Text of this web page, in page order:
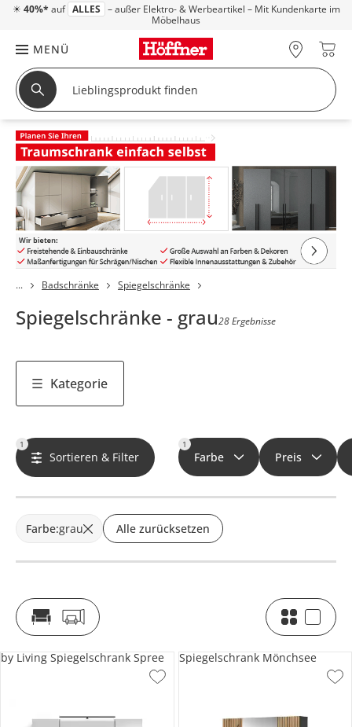
☀ 40%* auf ALLES – außer Elektro- & Werbeartikel – Mit Kundenkarte im
Möbelhaus
MENÜ
Badschränke Spiegelschränke
Spiegelschränke - grau28 Ergebnisse
Kategorie
1
Sortieren & Filter
1
Farbe Preis
Farbe:grau Alle zurücksetzen
by Living Spiegelschrank Spree Spiegelschrank Mönchsee